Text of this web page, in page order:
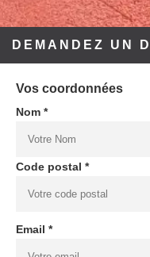
DEMANDEZ UN
Vos coordonnées
Nom *
Code postal *
Email *